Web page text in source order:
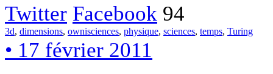
Twitter Facebook 94
3d, dimensions, ownisciences, physique, sciences, temps, Turing
• 17 février 2011